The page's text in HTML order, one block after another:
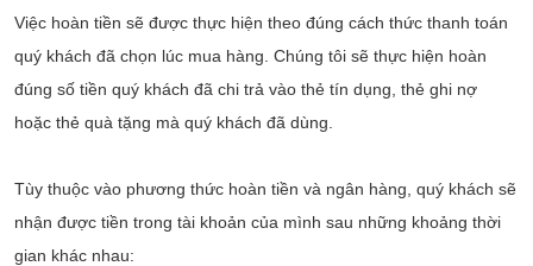
Việc hoàn tiền sẽ được thực hiện theo đúng cách thức thanh toán
quý khách đã chọn lúc mua hàng. Chúng tôi sẽ thực hiện hoàn
đúng số tiền quý khách đã chi trả vào thẻ tín dụng, thẻ ghi nợ
hoặc thẻ quà tặng mà quý khách đã dùng.
Tùy thuộc vào phương thức hoàn tiền và ngân hàng, quý khách sẽ
nhận được tiền trong tài khoản của mình sau những khoảng thời
gian khác nhau: